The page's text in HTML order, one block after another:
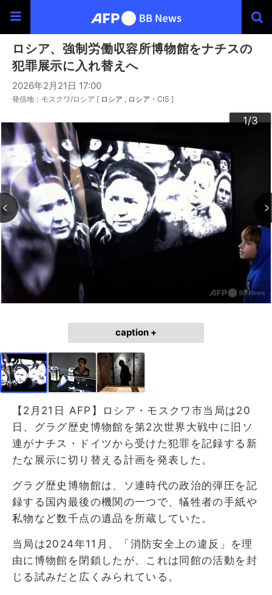
ロシア、強制労働収容所博物館をナチスの
犯罪展示に入れ替えへ
2026年2月21日 17:00
発信地：モスクワ/ロシア [ ロシア ロシア・CIS ]
1/3
2/3
3/3
caption +
【2月21日 AFP】ロシア・モスクワ市当局は20
日、グラグ歴史博物館を第2次世界大戦中に旧ソ
連がナチス・ドイツから受けた犯罪を記録する新
たな展示に切り替える計画を発表した。
グラグ歴史博物館は、ソ連時代の政治的弾圧を記
録する国内最後の機関の一つで、犠牲者の手紙や
私物など数千点の遺品を所蔵していた。
当局は2024年11月、「消防安全上の違反」を理
由に博物館を閉鎖したが、これは同館の活動を封
じる試みだと広くみられている。